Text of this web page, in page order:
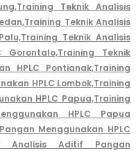
Training Teknik Analisis
Training Teknik Analisis
Training Teknik Analisis
Gorontalo,Training Teknik
HPLC Pontianak,Training
HPLC Lombok,Training
HPLC Papua,Training
HPLC Papua
Menggunakan HPLC
Analisis Aditif Pangan